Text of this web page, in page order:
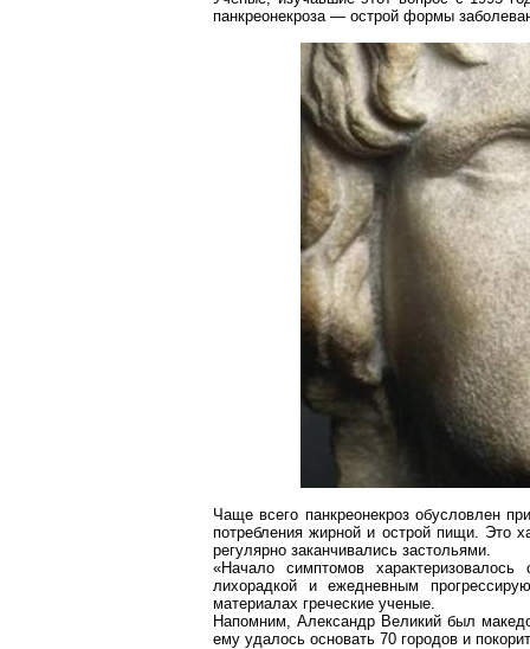
панкреонекроза— острой формы
Чаще всего панкреонекроз обусловлен
потребления жирной и острой пищи. Это
регулярно заканчивались застольями.
«Начало симптомов
лихорадкой и ежедневным
материалах греческие ученые.
Напомним, Александр Великий был
ему удалось основать 70 городов и